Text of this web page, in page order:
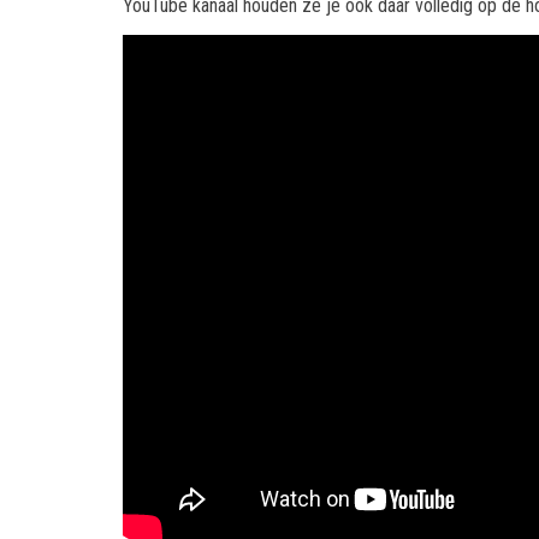
YouTube kanaal houden ze je ook daar volledig op de